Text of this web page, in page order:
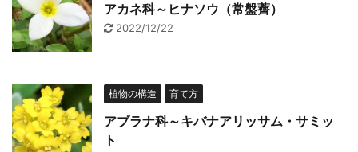
アカネ科～ヒナソウ（常盤薺）
2022/12/22
植物の構造 育て方
アブラナ科～キバナアリッサム・サミッ
ト